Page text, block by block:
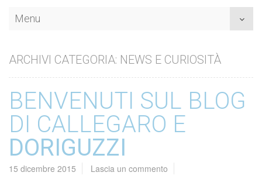
Menu
ARCHIVI CATEGORIA: NEWS E CURIOSITÀ
BENVENUTI SUL BLOG
DI CALLEGARO E
DORIGUZZI
15 dicembre 2015 Lascia un commento